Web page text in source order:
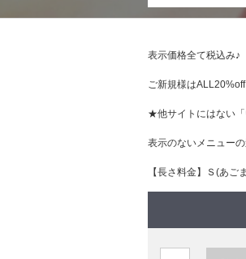
表示価格全て税込み♪
ご新規様は
★他サイトにはない
表示のないメニュー
【長さ料金】Ｓ(あ